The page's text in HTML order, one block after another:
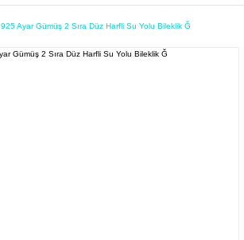
925 Ayar Gümüş 2 Sıra Düz Harfli Su Yolu Bileklik Ğ